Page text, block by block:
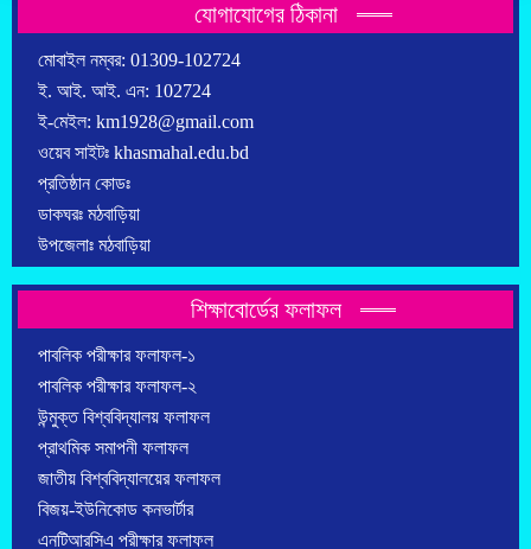
যোগাযোগের ঠিকানা
মোবাইল নম্বর: 01309-102724
ই. আই. আই. এন: 102724
ই-মেইল: km1928@gmail.com
ওয়েব সাইটঃ khasmahal.edu.bd
প্রতিষ্ঠান কোডঃ
ডাকঘরঃ মঠবাড়িয়া
উপজেলাঃ মঠবাড়িয়া
শিক্ষাবোর্ডের ফলাফল
পাবলিক পরীক্ষার ফলাফল-১
পাবলিক পরীক্ষার ফলাফল-২
উন্মুক্ত বিশ্ববিদ্যালয় ফলাফল
প্রাথমিক সমাপনী ফলাফল
জাতীয় বিশ্ববিদ্যালয়ের ফলাফল
বিজয়-ইউনিকোড কনভার্টার
এনটিআরসিএ পরীক্ষার ফলাফল